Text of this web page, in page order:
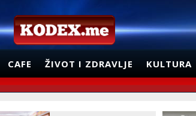
CAFE ŽIVOT I ZDRAVLJE KULTURA